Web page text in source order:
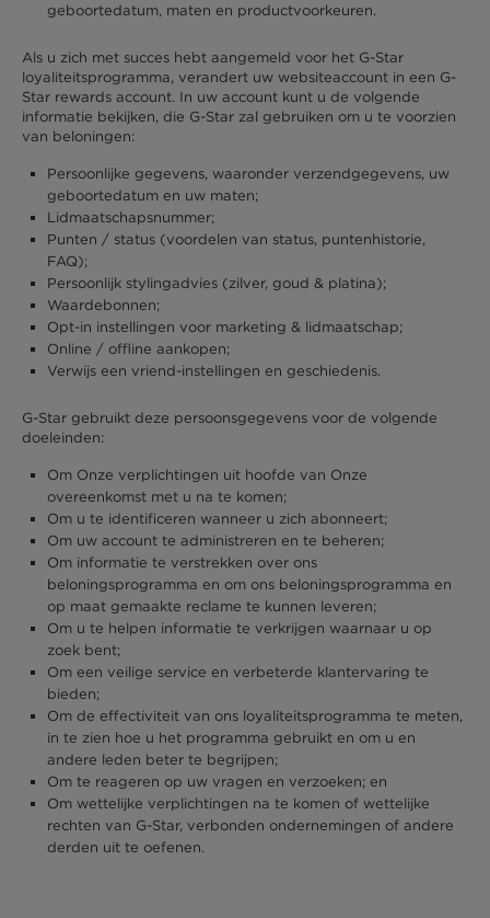
geboortedatum, maten en productvoorkeuren.
Als u zich met succes hebt aangemeld voor het G-Star
loyaliteitsprogramma, verandert uw websiteaccount in een G-
Star rewards account. In uw account kunt u de volgende
informatie bekijken, die G-Star zal gebruiken om u te voorzien
van beloningen:
Persoonlijke gegevens, waaronder verzendgegevens, uw
geboortedatum en uw maten;
Lidmaatschapsnummer;
Punten / status (voordelen van status, puntenhistorie,
FAQ);
Persoonlijk stylingadvies (zilver, goud & platina);
Waardebonnen;
Opt-in instellingen voor marketing & lidmaatschap;
Online / offline aankopen;
Verwijs een vriend-instellingen en geschiedenis.
G-Star gebruikt deze persoonsgegevens voor de volgende
doeleinden:
Om Onze verplichtingen uit hoofde van Onze
overeenkomst met u na te komen;
Om u te identificeren wanneer u zich abonneert;
Om uw account te administreren en te beheren;
Om informatie te verstrekken over ons
beloningsprogramma en om ons beloningsprogramma en
op maat gemaakte reclame te kunnen leveren;
Om u te helpen informatie te verkrijgen waarnaar u op
zoek bent;
Om een veilige service en verbeterde klantervaring te
bieden;
Om de effectiviteit van ons loyaliteitsprogramma te meten,
in te zien hoe u het programma gebruikt en om u en
andere leden beter te begrijpen;
Om te reageren op uw vragen en verzoeken; en
Om wettelijke verplichtingen na te komen of wettelijke
rechten van G-Star, verbonden ondernemingen of andere
derden uit te oefenen.